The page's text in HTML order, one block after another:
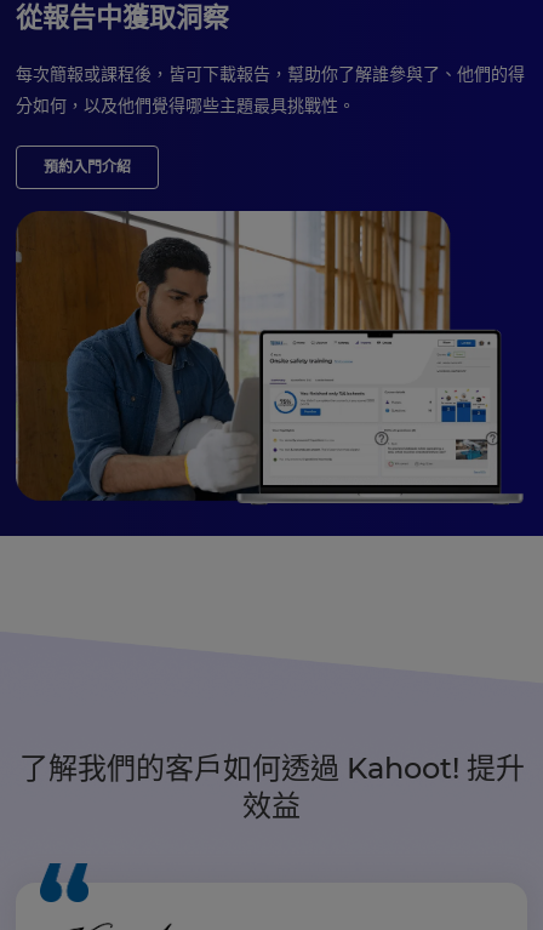
從報告中獲取洞察
每次簡報或課程後，皆可下載報告，幫助你了解誰參與了、他們的得
分如何，以及他們覺得哪些主題最具挑戰性。
預約入門介紹
了解我們的客戶如何透過 Kahoot! 提升
效益